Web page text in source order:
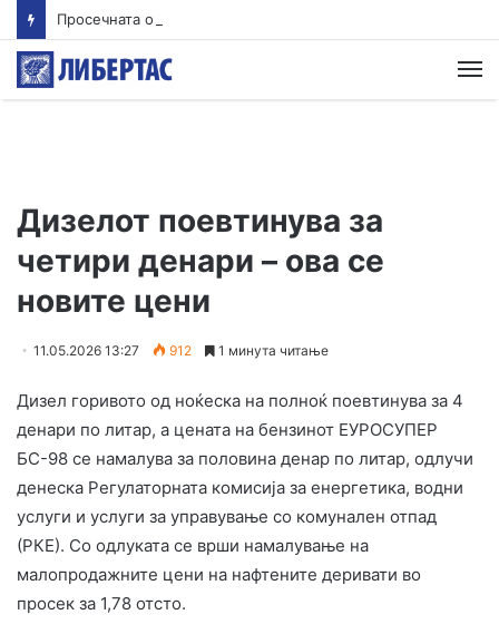
Дизелот поевтинува за
четири денари – ова се
новите цени
11.05.2026 13:27 912 1 минута читање
Дизел горивото од ноќеска на полноќ поевтинува за 4
денари по литар, а цената на бензинот ЕУРОСУПЕР
БС-98 се намалува за половина денар по литар, одлучи
денеска Регулаторната комисија за енергетика, водни
услуги и услуги за управување со комунален отпад
(РКЕ). Со одлуката се врши намалување на
малопродажните цени на нафтените деривати во
просек за 1,78 отсто.